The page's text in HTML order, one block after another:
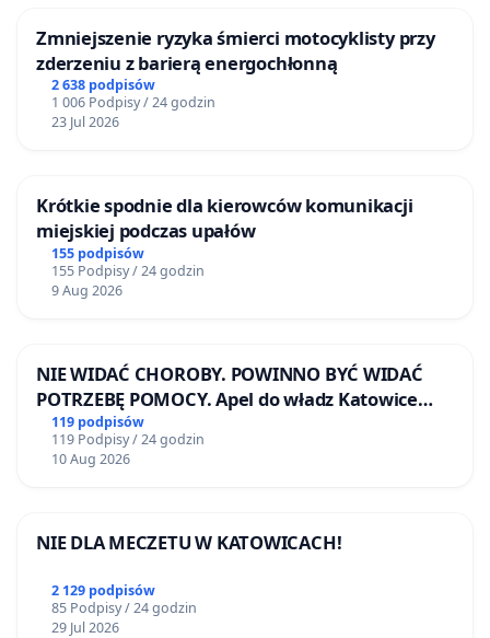
Zmniejszenie ryzyka śmierci motocyklisty przy
zderzeniu z barierą energochłonną
2 638 podpisów
1 006 Podpisy / 24 godzin
23 Jul 2026
Krótkie spodnie dla kierowców komunikacji
miejskiej podczas upałów
155 podpisów
155 Podpisy / 24 godzin
9 Aug 2026
NIE WIDAĆ CHOROBY. POWINNO BYĆ WIDAĆ
POTRZEBĘ POMOCY. Apel do władz Katowice
Airport o przystąpienie do programu HIDDEN
DISABILITIES SUNFLOWER – SŁONECZNIK –
UKRYTE NIEPEŁNOSPRAWNOŚCI
119 podpisów
119 Podpisy / 24 godzin
10 Aug 2026
NIE DLA MECZETU W KATOWICACH!
2 129 podpisów
85 Podpisy / 24 godzin
29 Jul 2026